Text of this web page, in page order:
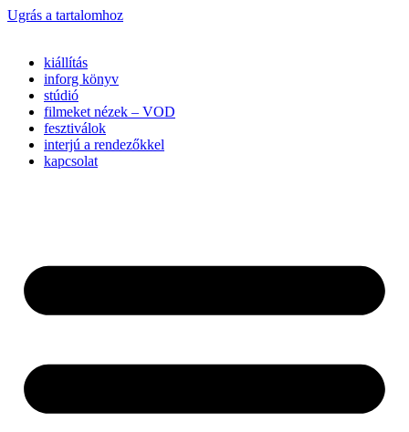
Ugrás a tartalomhoz
kiállítás
inforg könyv
stúdió
filmeket nézek – VOD
fesztiválok
interjú a rendezőkkel
kapcsolat